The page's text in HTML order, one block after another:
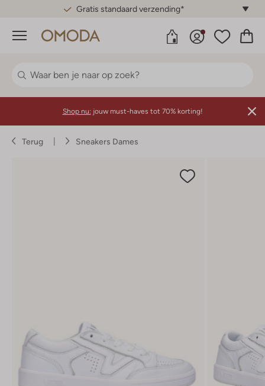
Gratis standaard verzending*
Menu
Shop nu: jouw must-haves tot 70% korting!
Terug Sneakers Dames